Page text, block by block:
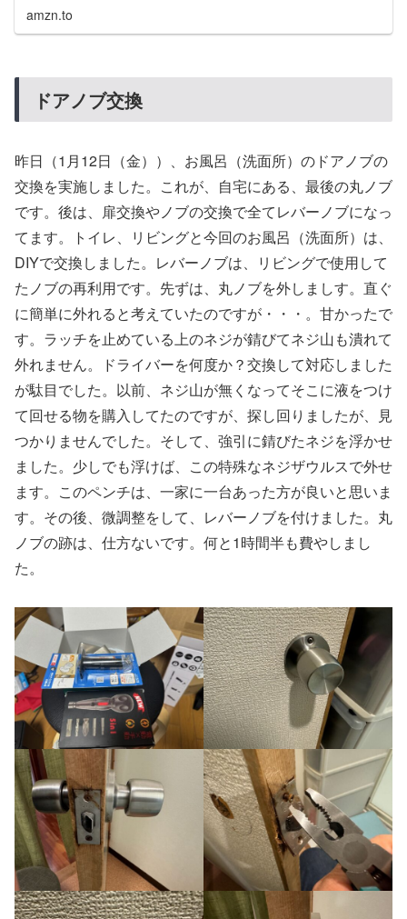
amzn.to
ドアノブ交換
昨日（1月12日（金））、お風呂（洗面所）のドアノブの
交換を実施しました。これが、自宅にある、最後の丸ノブ
です。後は、扉交換やノブの交換で全てレバーノブになっ
てます。トイレ、リビングと今回のお風呂（洗面所）は、
DIYで交換しました。レバーノブは、リビングで使用して
たノブの再利用です。先ずは、丸ノブを外しましす。直ぐ
に簡単に外れると考えていたのですが・・・。甘かったで
す。ラッチを止めている上のネジが錆びてネジ山も潰れて
外れません。ドライバーを何度か？交換して対応しました
が駄目でした。以前、ネジ山が無くなってそこに液をつけ
て回せる物を購入してたのですが、探し回りましたが、見
つかりませんでした。そして、強引に錆びたネジを浮かせ
ました。少しでも浮けば、この特殊なネジザウルスで外せ
ます。このペンチは、一家に一台あった方が良いと思いま
す。その後、微調整をして、レバーノブを付けました。丸
ノブの跡は、仕方ないです。何と1時間半も費やしまし
た。